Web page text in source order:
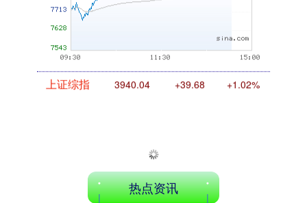
热点资讯